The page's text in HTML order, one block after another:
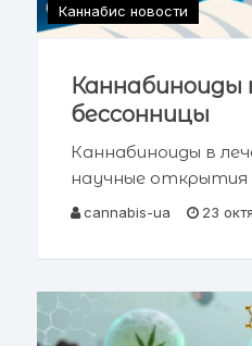
Каннабис новости
Каннабиноиды
бессонницы
Каннабиноиды в
научные открытия
перспективы
Каннабиноиды и их
архитектуру сна
cannabis-ua 23